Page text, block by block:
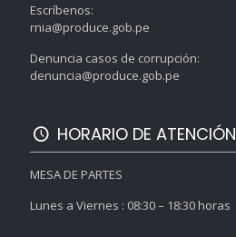
Escríbenos:
rnia@produce.gob.pe
Denuncia casos de corrupción:
denuncia@produce.gob.pe
HORARIO DE ATENCIÓN
MESA DE PARTES
Lunes a Viernes : 08:30 – 18:30 horas